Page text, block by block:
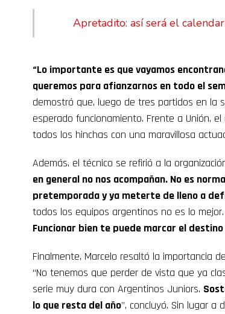
Apretadito: así será el
“Lo importante es que vayamos
queremos para afianzarnos en todo el
demostró que, luego de tres partidos en la
esperado funcionamiento. Frente a Unión,
todos los hinchas con una maravillosa
Además, el técnico se refirió a la
en general no nos acompañan. No es
pretemporada y ya meterte de lleno a
todos los equipos argentinos no es lo
Funcionar bien te puede marcar el
Finalmente, Marcelo resaltó la importancia
“No tenemos que perder de vista que ya
serie muy dura con Argentinos Juniors.
lo que resta del año”, concluyó. Sin lugar